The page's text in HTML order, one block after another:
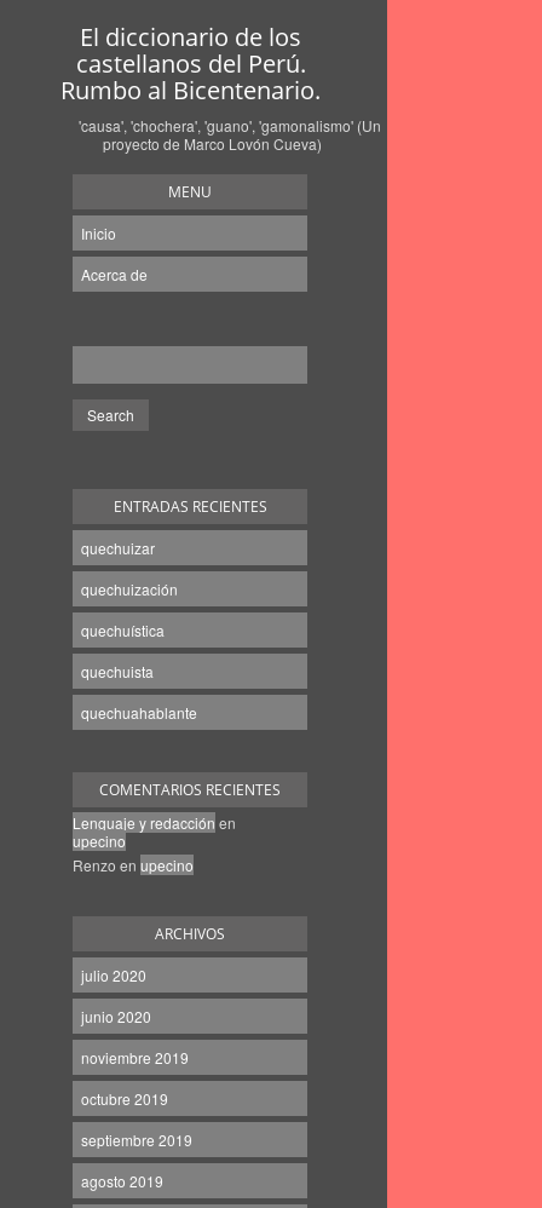
El diccionario de los
castellanos del Perú.
Rumbo al Bicentenario.
'causa', 'chochera', 'guano', 'gamonalismo' (Un
proyecto de Marco Lovón Cueva)
MENU
Inicio
Acerca de
ENTRADAS RECIENTES
quechuizar
quechuización
quechuística
quechuista
quechuahablante
COMENTARIOS RECIENTES
Lenguaje y redacción en
upecino
Renzo en upecino
ARCHIVOS
julio 2020
junio 2020
noviembre 2019
octubre 2019
septiembre 2019
agosto 2019